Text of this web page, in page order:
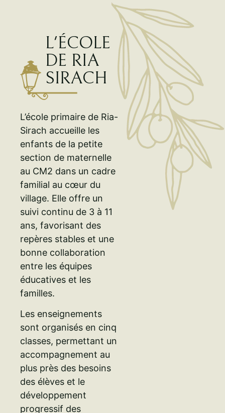
L'ÉCOLE
DE RIA
SIRACH
L’école primaire de Ria-
Sirach accueille les
enfants de la petite
section de maternelle
au CM2 dans un cadre
familial au cœur du
village. Elle offre un
suivi continu de 3 à 11
ans, favorisant des
repères stables et une
bonne collaboration
entre les équipes
éducatives et les
familles.
Les enseignements
sont organisés en cinq
classes, permettant un
accompagnement au
plus près des besoins
des élèves et le
développement
progressif des